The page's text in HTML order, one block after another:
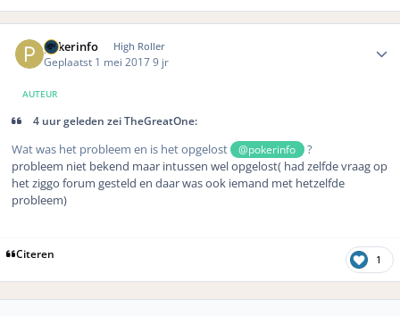
pokerinfo High Roller
Geplaatst 1 mei 20179 jr
AUTEUR
4 uur geleden zei TheGreatOne:
Wat was het probleem en is het opgelost @pokerinfo
?
probleem niet bekend maar intussen wel opgelost( had zelfde vraag op
het ziggo forum gesteld en daar was ook iemand met hetzelfde
probleem)
Citeren 1